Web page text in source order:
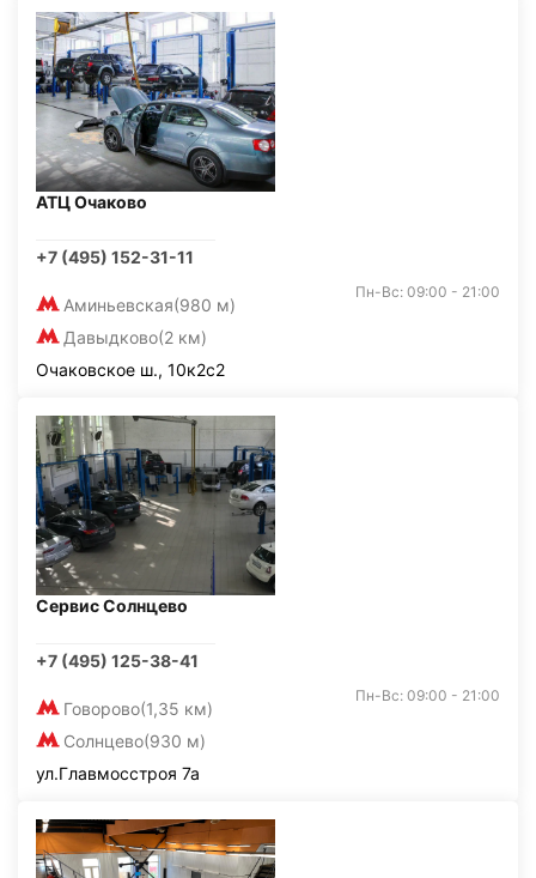
АТЦ Очаково
+7 (495) 152-31-11
Аминьевская(980 м)
Давыдково(2 км)
Пн-Вс: 09:00 - 21:00
Очаковское ш., 10к2с2
Сервис Солнцево
+7 (495) 125-38-41
Говорово(1,35 км)
Солнцево(930 м)
Пн-Вс: 09:00 - 21:00
ул.Главмосстроя 7а